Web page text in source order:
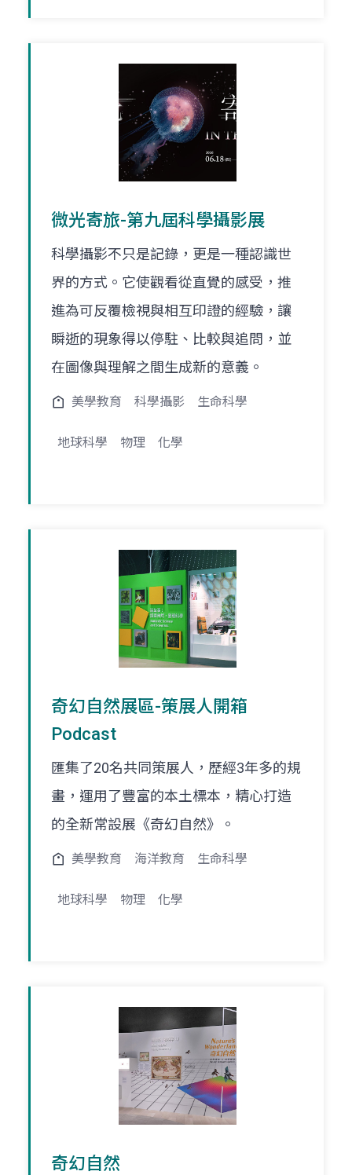
微光寄旅-第九屆科學攝影展
科學攝影不只是記錄，更是一種認識世
界的方式。它使觀看從直覺的感受，推
進為可反覆檢視與相互印證的經驗，讓
瞬逝的現象得以停駐、比較與追問，並
在圖像與理解之間生成新的意義。
美學教育 科學攝影 生命科學
地球科學 物理 化學
奇幻自然展區-策展人開箱
Podcast
匯集了20名共同策展人，歷經3年多的規
畫，運用了豐富的本土標本，精心打造
的全新常設展《奇幻自然》。
美學教育 海洋教育 生命科學
地球科學 物理 化學
奇幻自然